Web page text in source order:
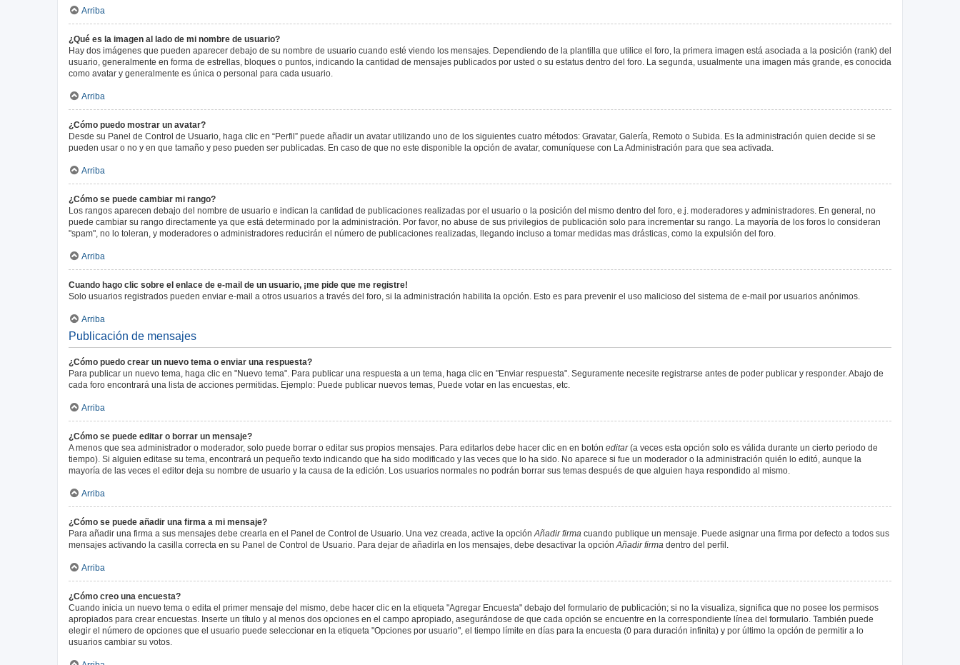
Arriba
¿Qué es la imagen al lado de mi nombre de usuario?
Hay dos imágenes que pueden aparecer debajo de su nombre de usuario cuando esté viendo los mensajes. Dependiendo de la plantilla que utilice el foro, la primera imagen está asociada a la posición (rank) del
usuario, generalmente en forma de estrellas, bloques o puntos, indicando la cantidad de mensajes publicados por usted o su estatus dentro del foro. La segunda, usualmente una imagen más grande, es conocida
como avatar y generalmente es única o personal para cada usuario.
Arriba
¿Cómo puedo mostrar un avatar?
Desde su Panel de Control de Usuario, haga clic en “Perfil” puede añadir un avatar utilizando uno de los siguientes cuatro métodos: Gravatar, Galería, Remoto o Subida. Es la administración quien decide si se
pueden usar o no y en que tamaño y peso pueden ser publicadas. En caso de que no este disponible la opción de avatar, comuníquese con La Administración para que sea activada.
Arriba
¿Cómo se puede cambiar mi rango?
Los rangos aparecen debajo del nombre de usuario e indican la cantidad de publicaciones realizadas por el usuario o la posición del mismo dentro del foro, e.j. moderadores y administradores. En general, no
puede cambiar su rango directamente ya que está determinado por la administración. Por favor, no abuse de sus privilegios de publicación solo para incrementar su rango. La mayoría de los foros lo consideran
"spam", no lo toleran, y moderadores o administradores reducirán el número de publicaciones realizadas, llegando incluso a tomar medidas mas drásticas, como la expulsión del foro.
Arriba
Cuando hago clic sobre el enlace de e-mail de un usuario, ¡me pide que me registre!
Solo usuarios registrados pueden enviar e-mail a otros usuarios a través del foro, si la administración habilita la opción. Esto es para prevenir el uso malicioso del sistema de e-mail por usuarios anónimos.
Arriba
Publicación de mensajes
¿Cómo puedo crear un nuevo tema o enviar una respuesta?
Para publicar un nuevo tema, haga clic en "Nuevo tema". Para publicar una respuesta a un tema, haga clic en "Enviar respuesta". Seguramente necesite registrarse antes de poder publicar y responder. Abajo de
cada foro encontrará una lista de acciones permitidas. Ejemplo: Puede publicar nuevos temas, Puede votar en las encuestas, etc.
Arriba
¿Cómo se puede editar o borrar un mensaje?
A menos que sea administrador o moderador, solo puede borrar o editar sus propios mensajes. Para editarlos debe hacer clic en en botón editar(a veces esta opción solo es válida durante un cierto periodo de
tiempo). Si alguien editase su tema, encontrará un pequeño texto indicando que ha sido modificado y las veces que lo ha sido. No aparece si fue un moderador o la administración quién lo editó, aunque la
mayoría de las veces el editor deja su nombre de usuario y la causa de la edición. Los usuarios normales no podrán borrar sus temas después de que alguien haya respondido al mismo.
Arriba
¿Cómo se puede añadir una firma a mi mensaje?
Para añadir una firma a sus mensajes debe crearla en el Panel de Control de Usuario. Una vez creada, active la opciónAñadir firma cuando publique un mensaje. Puede asignar una firma por defecto a todos sus
mensajes activando la casilla correcta en su Panel de Control de Usuario. Para dejar de añadirla en los mensajes, debe desactivar la opciónAñadir firma dentro del perfil.
Arriba
¿Cómo creo una encuesta?
Cuando inicia un nuevo tema o edita el primer mensaje del mismo, debe hacer clic en la etiqueta "Agregar Encuesta" debajo del formulario de publicación; si no la visualiza, significa que no posee los permisos
apropiados para crear encuestas. Inserte un título y al menos dos opciones en el campo apropiado, asegurándose de que cada opción se encuentre en la correspondiente línea del formulario. También puede
elegir el número de opciones que el usuario puede seleccionar en la etiqueta "Opciones por usuario", el tiempo límite en días para la encuesta (0 para duración infinita) y por último la opción de permitir a lo
usuarios cambiar su votos.